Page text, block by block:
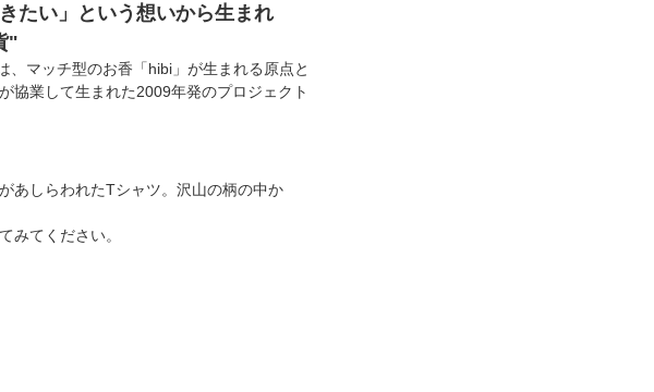
たい」という想いから生まれ
"
マッチ型のお香「hibi」が生まれる原点と
協業して生まれた2009年発のプロジェクト
あしらわれたTシャツ。沢山の柄の中か
みてください。